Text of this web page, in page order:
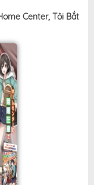
Center, Tôi Bắt